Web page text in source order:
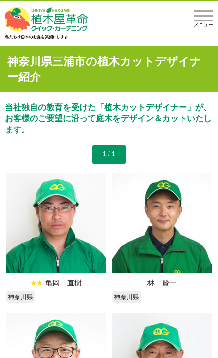
メニュー
神奈川県三浦市の植木カットデザイナ
ー紹介
当社独自の教育を受けた「植木カットデザイナー」が、
お客様のご要望に沿って庭木をデザイン＆カットいたし
ます。
1 / 1
★★ 亀岡 直樹
神奈川県
林 賢一
神奈川県